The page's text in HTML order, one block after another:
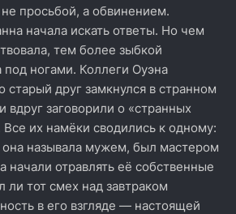
просьбой, а обвинением.
начала искать ответы. Но чем
тем более зыбкой
под ногами. Коллеги Оуэна
старый друг замкнулся в странном
вдруг заговорили о «странных
Все их намёки сводились к одному:
она называла мужем, был мастером
начали отравлять её собственные
ли тот смех над завтраком
в его взгляде — настоящей